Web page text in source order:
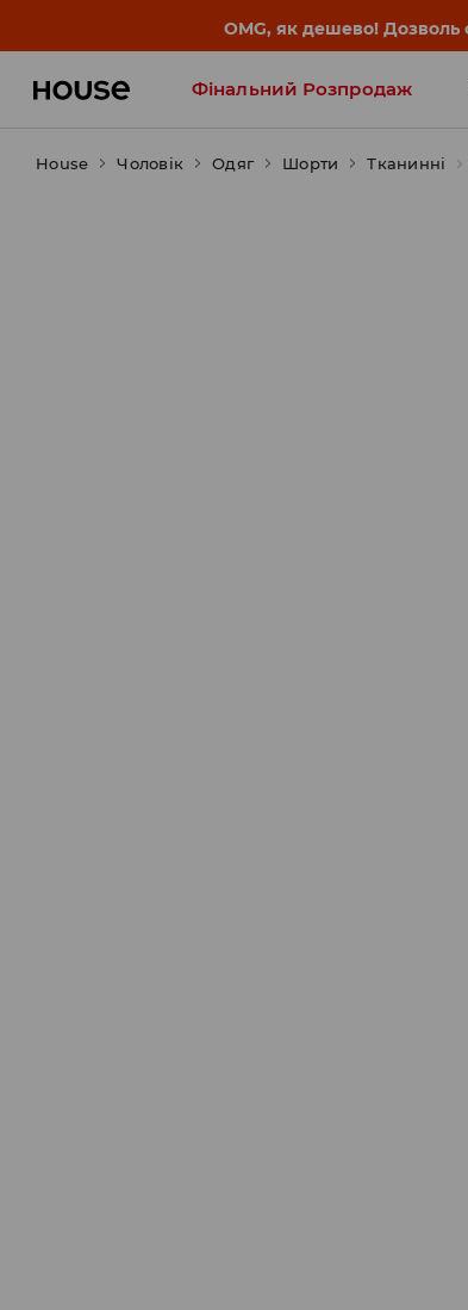
-30% на ПРОДУКТ
Фінальний Розпродаж
Influencers' Faves
House Чоловік Одяг Шорти Тканинні